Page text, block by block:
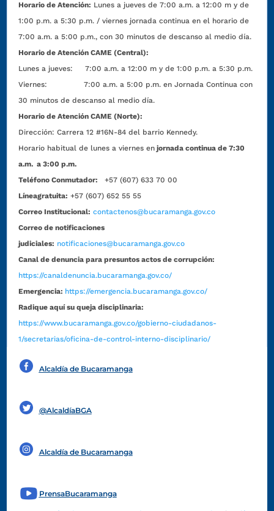
Horario de Atención: Lunes a jueves de 7:00 a.m. a 12:00 m y de
1:00 p.m. a 5:30 p.m. / viernes jornada continua en el horario de
7:00 a.m. a 5:00 p.m., con 30 minutos de descanso al medio día.
Horario de Atención CAME (Central):
Lunes a jueves: 7:00 a.m. a 12:00 m y de 1:00 p.m. a 5:30 p.m.
Viernes: 7:00 a.m. a 5:00 p.m. en Jornada Continua con
30 minutos de descanso al medio día.
Horario de Atención CAME (Norte):
Dirección:Carrera 12 #16N-84 del barrio Kennedy.
Horario habitual de lunes a viernes en jornada continua de 7:30
a.m. a 3:00 p.m.
Teléfono Conmutador:
+57 (607) 633 70 00
Líneagratuita: +57 (607) 652 55 55
Correo Institucional: contactenos@bucaramanga.gov.co
Correo de notificaciones
judiciales: notificaciones@bucaramanga.gov.co
Canal de denuncia para presuntos actos de corrupción:
https://canaldenuncia.bucaramanga.gov.co/
Emergencia: https://emergencia.bucaramanga.gov.co/
Radique aquí su queja disciplinaria:
https://www.bucaramanga.gov.co/gobierno-ciudadanos-
1/secretarias/oficina-de-control-interno-disciplinario/
Alcaldía de Bucaramanga
@AlcaldíaBGA
Alcaldía de Bucaramanga
PrensaBucaramanga